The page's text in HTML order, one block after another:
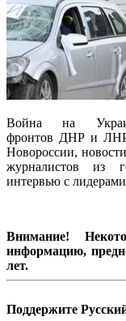
Война на
фронтов ДНР и
Новороссии,
журналистов из
интервью с
Внимание!
информацию,
лет.
Поддержите